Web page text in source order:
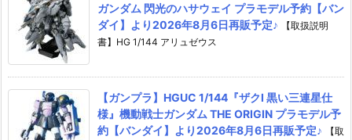
ガンダム 閃光のハサウェイ プラモデル予約【バン
ダイ】より2026年8月6日再販予定♪
【取扱説明
書】HG 1/144 アリュゼウス
【ガンプラ】HGUC 1/144『ザクI 黒い三連星仕
様』機動戦士ガンダム THE ORIGIN プラモデル予
約【バンダイ】より2026年8月6日再販予定♪
【取